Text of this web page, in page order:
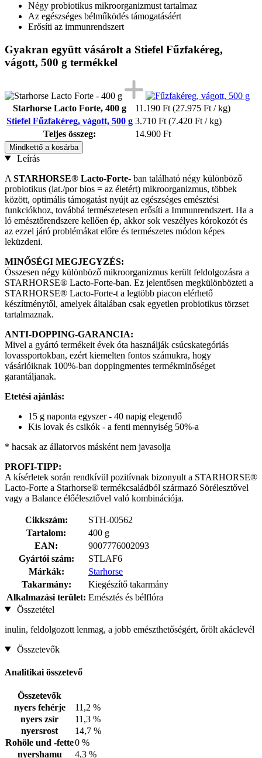
Négy probiotikus mikroorganizmust tartalmaz
Az egészséges bélműködés támogatásáért
Erősíti az immunrendszert
Gyakran együtt vásárolt a Stiefel Fűzfakéreg,
vágott, 500 g termékkel
Starhorse Lacto Forte, 400 g 11.190 Ft (27.975 Ft / kg)
Stiefel Fűzfakéreg, vágott, 500 g 3.710 Ft (7.420 Ft / kg)
Teljes összeg:
14.900 Ft
Mindkettő a kosárba
Leírás
A STARHORSE® Lacto-Forte- ban található négy különböző
probiotikus (lat./por bios = az életért) mikroorganizmus, többek
között, optimális támogatást nyújt az egészséges emésztési
funkciókhoz, továbbá természetesen erősíti a Immunrendszert. Ha a
ló emésztőrendszere kellően ép, akkor sok veszélyes kórokozót és
az ezzel járó problémákat előre és természetes módon képes
leküzdeni.
MINŐSÉGI MEGJEGYZÉS:
Összesen négy különböző mikroorganizmus került feldolgozásra a
STARHORSE® Lacto-Forte-ban. Ez jelentősen megkülönbözteti a
STARHORSE® Lacto-Forte-t a legtöbb piacon elérhető
készítménytől, amelyek általában csak egyetlen probiotikus törzset
tartalmaznak.
ANTI-DOPPING-GARANCIA:
Mivel a gyártó termékeit évek óta használják csúcskategóriás
lovassportokban, ezért kiemelten fontos számukra, hogy
vásárlóiknak 100%-ban doppingmentes termékminőséget
garantáljanak.
Etetési ajánlás:
15 g naponta egyszer - 40 napig elegendő
Kis lovak és csikók - a fenti mennyiség 50%-a
* hacsak az állatorvos másként nem javasolja
PROFI-TIPP:
A kísérletek során rendkívül pozitívnak bizonyult a STARHORSE®
Lacto-Forte a Starhorse® termékcsaládból származó Sörélesztővel
vagy a Balance élőélesztővel való kombinációja.
Cikkszám:
STH-00562
Tartalom:
400 g
EAN:
9007776002093
Gyártói szám:
STLAF6
Márkák:
Starhorse
Takarmány:
Kiegészítő takarmány
Alkalmazási terület: Emésztés és bélflóra
Összetétel
inulin, feldolgozott lenmag, a jobb emészthetőségért, őrölt akáclevél
Összetevők
Analitikai összetevő
Összetevők
nyers fehérje
11,2 %
nyers zsír
11,3 %
nyersrost
14,7 %
Rohöle und -fette0 %
nyershamu
4,3 %